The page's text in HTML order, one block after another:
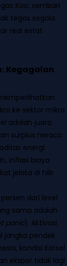
Koo, sembari
tegas segala
real estat
Kegagalan
ke sektor mikro
adalah juara
surplus neraca
energi
inflasi biaya
jelata di hilir
dari level
sama adalah
panic). Aktivasi
pendek
kondisi Korsel
ekspor tidak lagi